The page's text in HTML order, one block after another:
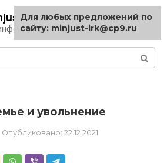
irk.ru
про автомобили
и увольнение
Опубликовано: 22.12.2021
Для любых предложений по
сайту: minjust-irk@cp9.ru